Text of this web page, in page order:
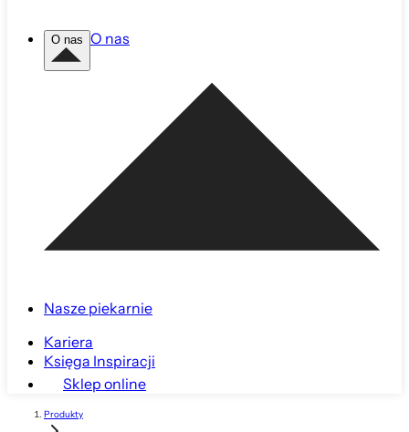
O nas O nas
Nasze piekarnie
Kariera
Księga Inspiracji
Sklep online
Produkty